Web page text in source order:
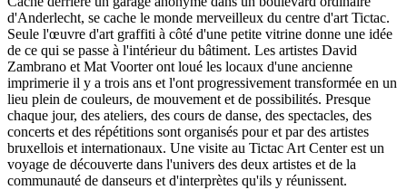
d'Anderlecht, se cache le monde merveilleux du centre d'art Tictac.
Seule l'œuvre d'art graffiti à côté d'une petite vitrine donne une idée
de ce qui se passe à l'intérieur du bâtiment. Les artistes David
Zambrano et Mat Voorter ont loué les locaux d'une ancienne
imprimerie il y a trois ans et l'ont progressivement transformée en un
lieu plein de couleurs, de mouvement et de possibilités. Presque
chaque jour, des ateliers, des cours de danse, des spectacles, des
concerts et des répétitions sont organisés pour et par des artistes
bruxellois et internationaux. Une visite au Tictac Art Center est un
voyage de découverte dans l'univers des deux artistes et de la
communauté de danseurs et d'interprètes qu'ils y réunissent.